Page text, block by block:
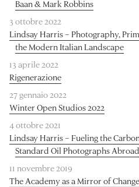
Baan & Mark Robbins
3 ottobre 2022
Lindsay Harris – Photography,
the Modern Italian Landscape
13 aprile 2022
Rigenerazione
27 gennaio 2022
Winter Open Studios 2022
4 ottobre 2021
Lindsay Harris – Fueling the
Standard Oil Photographs Abroad
11 novembre 2019
The Academy as a Mirror of